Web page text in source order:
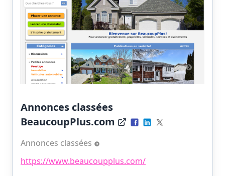
Annonces classées
BeaucoupPlus.com
Annonces classées
https://www.beaucoupplus.com/